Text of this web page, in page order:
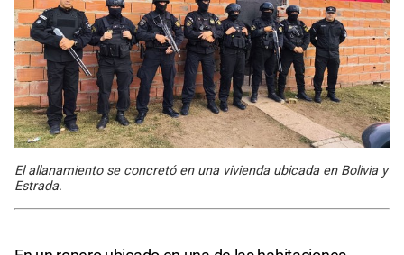
El allanamiento se concretó en una vivienda ubicada en Bolivia y
Estrada.